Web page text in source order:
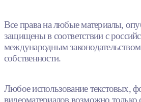
Все права на любые материалы,
защищены в соответствии с
международным
собственности.
Любое использование текстовых,
видеоматериалов возможно только